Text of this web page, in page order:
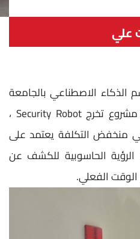
علي
الذكاء الاصطناعي بالجامعة
العربية المفتوحة، في تنفيذ مشروع تخرج Security Robot ،
منخفض التكلفة يعتمد على
الرؤية الحاسوبية للكشف عن
الفعلي.